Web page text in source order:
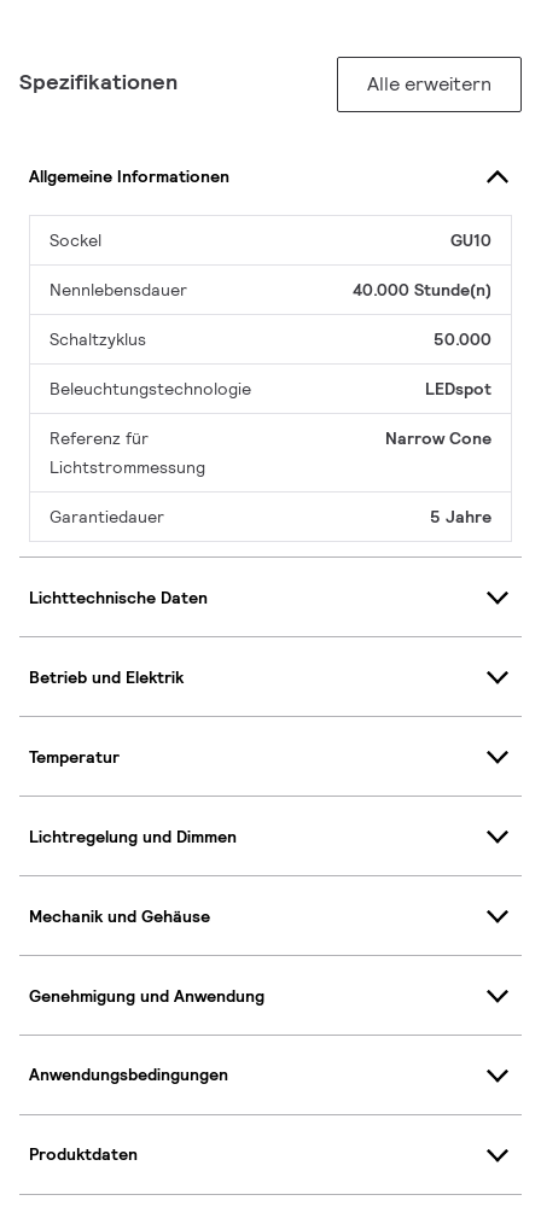
Spezifikationen Alle erweitern
Allgemeine Informationen
Sockel GU10
Nennlebensdauer 40.000 Stunde(n)
Schaltzyklus 50.000
Beleuchtungstechnologie LEDspot
Referenz für
Lichtstrommessung
Narrow Cone
Garantiedauer 5 Jahre
Lichttechnische Daten
Betrieb und Elektrik
Temperatur
Lichtregelung und Dimmen
Mechanik und Gehäuse
Genehmigung und Anwendung
Anwendungsbedingungen
Produktdaten